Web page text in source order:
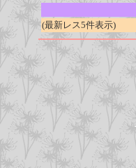
(最新レス5件表示)